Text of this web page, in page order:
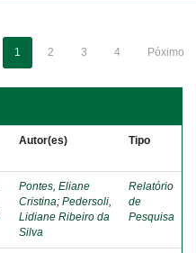
1 2 3 4 Póximo
Autor(es) Tipo
Pontes, Eliane
Cristina; Pedersoli,
Lidiane Ribeiro da
Silva
Relatório
de
Pesquisa